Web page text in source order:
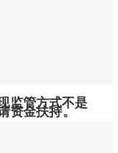
监管方式不是
资金扶持。